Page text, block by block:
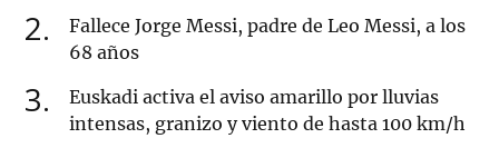
2
Fallece Jorge Messi, padre de Leo Messi, a los
68 años
3
Euskadi activa el aviso amarillo por lluvias
intensas, granizo y viento de hasta 100 km/h